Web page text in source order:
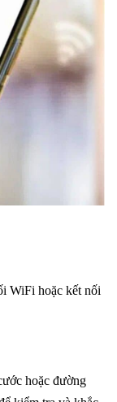
WiFi hoặc kết nối
hoặc đường